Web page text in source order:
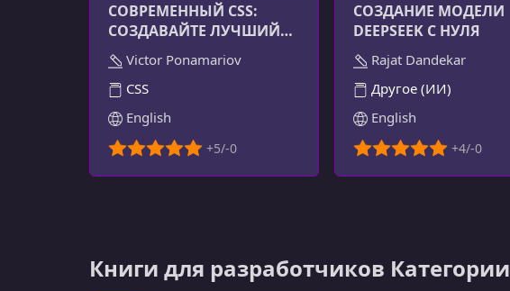
СОВРЕМЕННЫЙ CSS:
СОЗДАВАЙТЕ ЛУЧШИЙ
ПОЛЬЗОВАТЕЛЬСКИЙ
ОПЫТ
Victor Ponamariov
CSS
English
СОЗДАНИЕ МОДЕЛИ
DEEPSEEK С НУЛЯ
Rajat Dandekar
Другое (ИИ)
English
Книги для разработчиков Категории